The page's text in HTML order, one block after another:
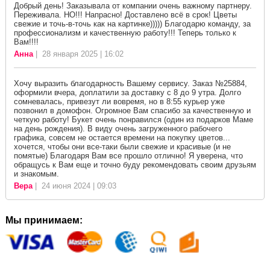
Добрый день! Заказывала от компании очень важному партнеру.
Переживала. НО!!! Напрасно! Доставлено всё в срок! Цветы
свежие и точь-в-точь как на картинке))))) Благодарю команду, за
профессионализм и качественную работу!!! Теперь только к
Вам!!!!
Анна| 28 января 2025 | 16:02
Хочу выразить благодарность Вашему сервису. Заказ №25884,
оформили вчера, доплатили за доставку с 8 до 9 утра. Долго
сомневалась, привезут ли вовремя, но в 8:55 курьер уже
позвонил в домофон. Огромное Вам спасибо за качественную и
четкую работу! Букет очень понравился (один из подарков Маме
на день рождения). В виду очень загруженного рабочего
графика, совсем не остается времени на покупку цветов...
хочется, чтобы они все-таки были свежие и красивые (и не
помятые) Благодаря Вам все прошло отлично! Я уверена, что
обращусь к Вам еще и точно буду рекомендовать своим друзьям
и знакомым.
Вера| 24 июня 2024 | 09:03
Мы принимаем: